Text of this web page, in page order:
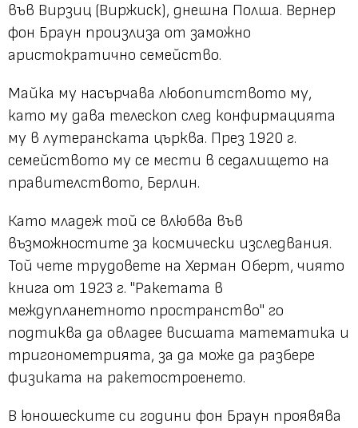
във Вирзиц (Виржиск), днешна Полша. Вернер
фон Браун произлиза от заможно
аристократично семейство.
Майка му насърчава любопитството му,
като му дава телескоп след конфирмацията
му в лутеранската църква. През 1920 г.
семейството му се мести в седалището на
правителството, Берлин.
Като младеж той се влюбва във
възможностите за космически изследвания.
Той чете трудовете на Херман Оберт, чиято
книга от 1923 г. "Ракетата в
междупланетното пространство" го
подтиква да овладее висшата математика и
тригонометрията, за да може да разбере
физиката на ракетостроенето.
В юношеските си години фон Браун проявява